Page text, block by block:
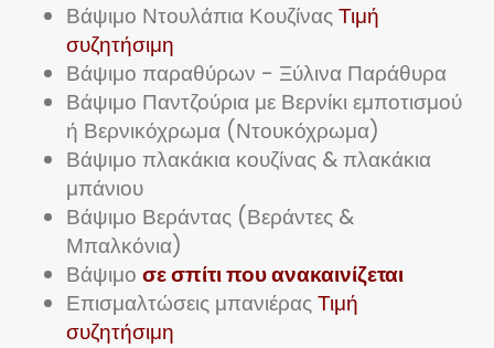
Βάψιμο Ντουλάπια ΚουζίναςΤιμή
συζητήσιμη
Βάψιμο παραθύρων - Ξύλινα Παράθυρα
Βάψιμο Παντζούρια με Βερνίκι εμποτισμού
ή Βερνικόχρωμα (Ντουκόχρωμα)
Βάψιμο πλακάκια κουζίνας & πλακάκια
μπάνιου
Βάψιμο Βεράντας (Βεράντες &
Μπαλκόνια)
Βάψιμο σε σπίτι που ανακαινίζεται
Επισμαλτώσεις μπανιέραςΤιμή
συζητήσιμη